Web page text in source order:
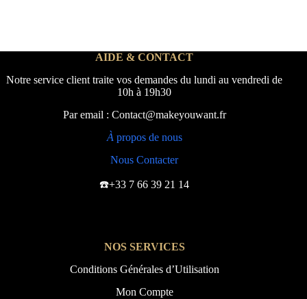
AIDE & CONTACT
Notre service client traite vos demandes du lundi au vendredi de
10h à 19h30
Par email : Contact@makeyouwant.fr
À propos de nous
Nous Contacter
☎️+33 7 66 39 21 14
NOS SERVICES
Conditions Générales d’Utilisation
Mon Compte